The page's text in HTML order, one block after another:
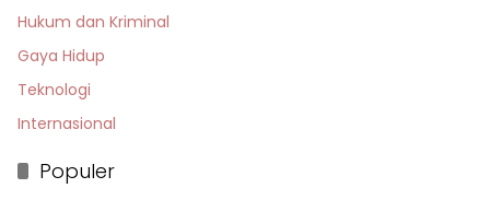
Hukum dan Kriminal
Gaya Hidup
Teknologi
Internasional
Populer